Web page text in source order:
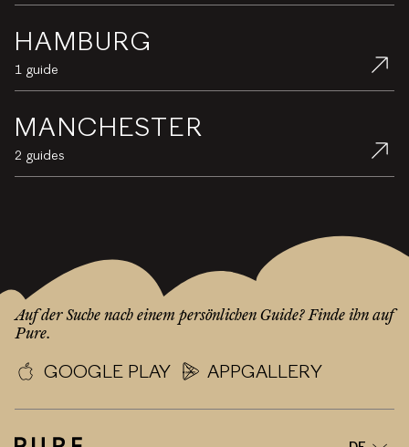
HAMBURG
1 guide
MANCHESTER
2 guides
Auf der Suche nach einem persönlichen Guide? Finde ihn auf
Pure.
GOOGLE PLAY APPGALLERY